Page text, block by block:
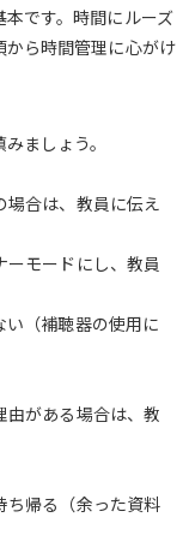
です。時間にルーズ
ら時間管理に心がけ
ましょう。
場合は、教員に伝え
モードにし、教員
い（補聴器の使用に
由がある場合は、教
ち帰る（余った資料